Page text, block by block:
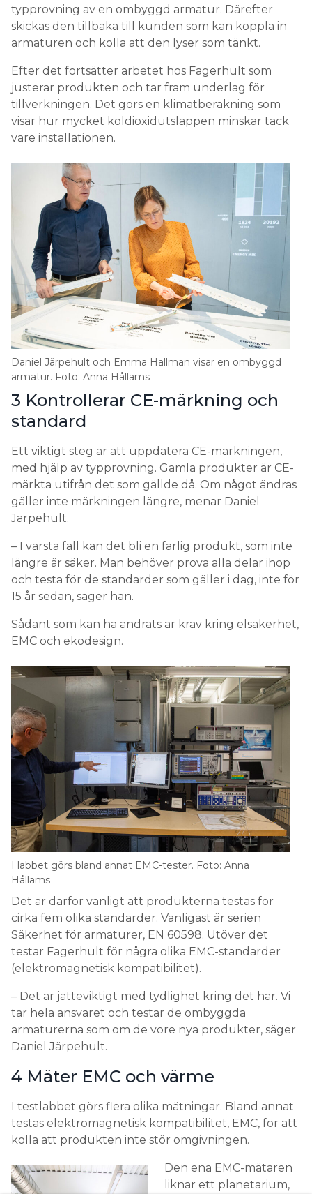
typprovning av en ombyggd armatur. Därefter
skickas den tillbaka till kunden som kan koppla in
armaturen och kolla att den lyser som tänkt.
Efter det fortsätter arbetet hos Fagerhult som
justerar produkten och tar fram underlag för
tillverkningen. Det görs en klimatberäkning som
visar hur mycket koldioxidutsläppen minskar tack
vare installationen.
Daniel Järpehult och Emma Hallman visar en ombyggd
armatur. Foto: Anna Hållams
3 Kontrollerar CE-märkning och
standard
Ett viktigt steg är att uppdatera CE-märkningen,
med hjälp av typprovning. Gamla produkter är CE-
märkta utifrån det som gällde då. Om något ändras
gäller inte märkningen längre, menar Daniel
Järpehult.
– I värsta fall kan det bli en farlig produkt, som inte
längre är säker. Man behöver prova alla delar ihop
och testa för de standarder som gäller i dag, inte för
15 år sedan, säger han.
Sådant som kan ha ändrats är krav kring elsäkerhet,
EMC och ekodesign.
I labbet görs bland annat EMC-tester. Foto: Anna
Hållams
Det är därför vanligt att produkterna testas för
cirka fem olika standarder. Vanligast är serien
Säkerhet för armaturer, EN 60598. Utöver det
testar Fagerhult för några olika EMC-standarder
(elektromagnetisk kompatibilitet).
– Det är jätteviktigt med tydlighet kring det här. Vi
tar hela ansvaret och testar de ombyggda
armaturerna som om de vore nya produkter, säger
Daniel Järpehult.
4 Mäter EMC och värme
I testlabbet görs flera olika mätningar. Bland annat
testas elektromagnetisk kompatibilitet, EMC, för att
kolla att produkten inte stör omgivningen.
Den ena EMC-mätaren
liknar ett planetarium,